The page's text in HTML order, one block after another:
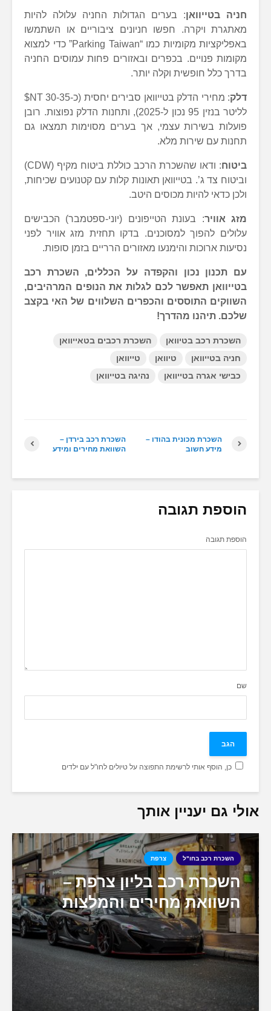
חניה בטייוואן: בערים הגדולות החניה עלולה להיות
מאתגרת ויקרה. חפשו חניונים ציבוריים או השתמשו
באפליקציות מקומיות כמו “Parking Taiwan” כדי למצוא
מקומות פנויים. בכפרים ובאזורים פחות עמוסים החניה
בדרך כלל חופשית וקלה יותר.
דלק
: מחירי הדלק בטייוואן סבירים יחסית (כ-30-35 NT$
לליטר בנזין 95 נכון ל-2025), ותחנות הדלק נפוצות. רובן
פועלות בשירות עצמי, אך בערים מסוימות תמצאו גם
תחנות עם שירות מלא.
ביטוח
: ודאו שהשכרת הרכב כוללת ביטוח מקיף (CDW)
וביטוח צד ג’. בטייוואן תאונות קלות עם קטנועים שכיחות,
ולכן כדאי להיות מכוסים היטב.
מזג אוויר: בעונת הטייפונים (יוני-ספטמבר) הכבישים
עלולים להפוך למסוכנים. בדקו תחזית מזג אוויר לפני
נסיעות ארוכות והימנעו מאזורים הרריים בזמן סופות.
עם תכנון נכון והקפדה על הכללים, השכרת רכב
בטייוואן תאפשר לכם לגלות את הנופים המרהיבים,
השווקים התוססים והכפרים השלווים של האי בקצב
שלכם. תיהנו מהדרך!
השכרת רכב בטיוואן
השכרת רכבים בטאייוואן
חניה בטייוואן
טיוואן
טייוואן
כבישי אגרה בטייוואן
נהיגה בטייוואן
השכרת רכב בירדן –
השוואת מחירים ומידע
השכרת מכונית בהודו –
מידע חשוב
הוספת תגובה
הוספת תגובה
שם
כן, הוסף אותי לרשימת התפוצה על טיולים לחו"ל עם ילדים
אולי גם יעניין אותך
השכרת רכב בחו"ל צרפת
השכרת רכב בליון צרפת –
השוואת מחירים והמלצות